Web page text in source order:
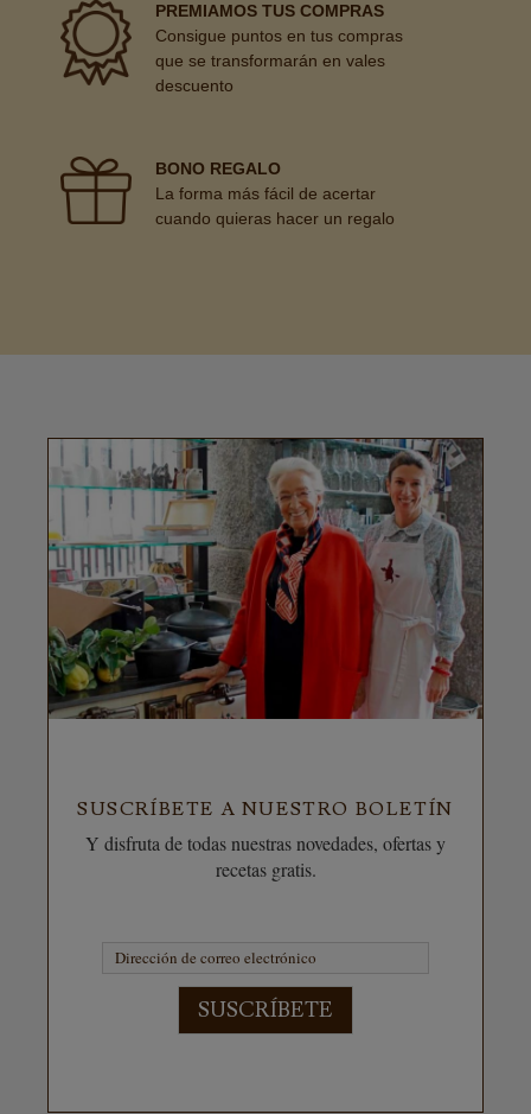
PREMIAMOS TUS COMPRAS
Consigue puntos en tus compras
que se transformarán en vales
descuento
BONO REGALO
La forma más fácil de acertar
cuando quieras hacer un regalo
SUSCRÍBETE A NUESTRO BOLETÍN
Y disfruta de todas nuestras novedades, ofertas y
recetas gratis.
SUSCRÍBETE